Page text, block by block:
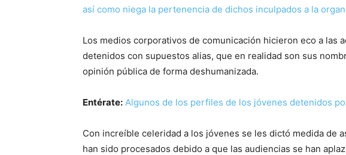
así como niega la pertenencia de dichos inculpados a la
Los medios corporativos de comunicación hicieron eco a las
detenidos con supuestos alias, que en realidad son sus
opinión pública de forma deshumanizada.
Entérate: Algunos de los perfiles de los jóvenes detenidos
Con increíble celeridad a los jóvenes se les dictó medida de
han sido procesados debido a que las audiencias se han